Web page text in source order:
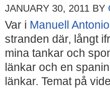
JANUARY 30, 2011 BY
Var i Manuell
stranden där, långt
mina tankar och
länkar och en
länkar. Temat på